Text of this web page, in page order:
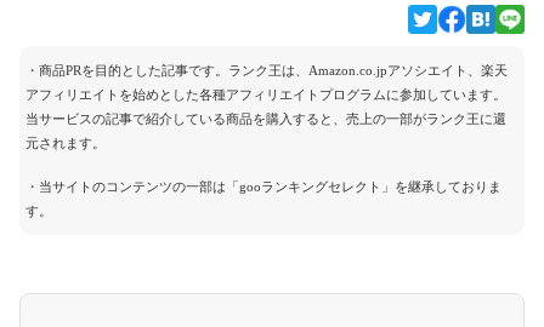
・商品PRを目的とした記事です。ランク王は、Amazon.co.jpアソシエイト、楽天
アフィリエイトを始めとした各種アフィリエイトプログラムに参加しています。
当サービスの記事で紹介している商品を購入すると、売上の一部がランク王に還
元されます。
・当サイトのコンテンツの一部は「gooランキングセレクト」を継承しておりま
す。